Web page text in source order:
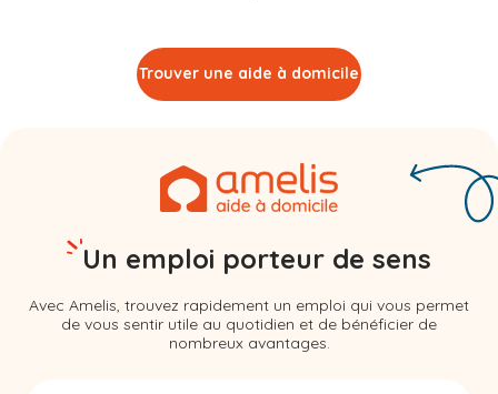
Trouver une aide à domicile
Un emploi porteur de sens
Avec Amelis, trouvez rapidement un emploi qui vous permet
de vous sentir utile au quotidien et de bénéficier de
nombreux avantages.